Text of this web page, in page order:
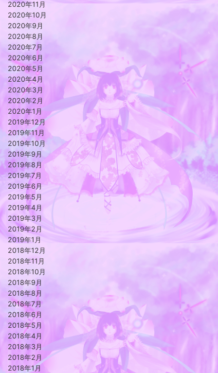
2020年11月
2020年10月
2020年9月
2020年8月
2020年7月
2020年6月
2020年5月
2020年4月
2020年3月
2020年2月
2020年1月
2019年12月
2019年11月
2019年10月
2019年9月
2019年8月
2019年7月
2019年6月
2019年5月
2019年4月
2019年3月
2019年2月
2019年1月
2018年12月
2018年11月
2018年10月
2018年9月
2018年8月
2018年7月
2018年6月
2018年5月
2018年4月
2018年3月
2018年2月
2018年1月